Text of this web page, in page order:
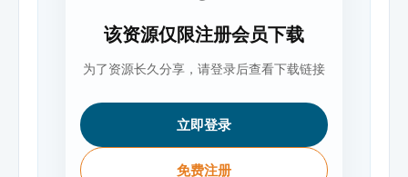
该资源仅限注册会员下载
为了资源长久分享，请登录后查看下载链接
立即登录
免费注册